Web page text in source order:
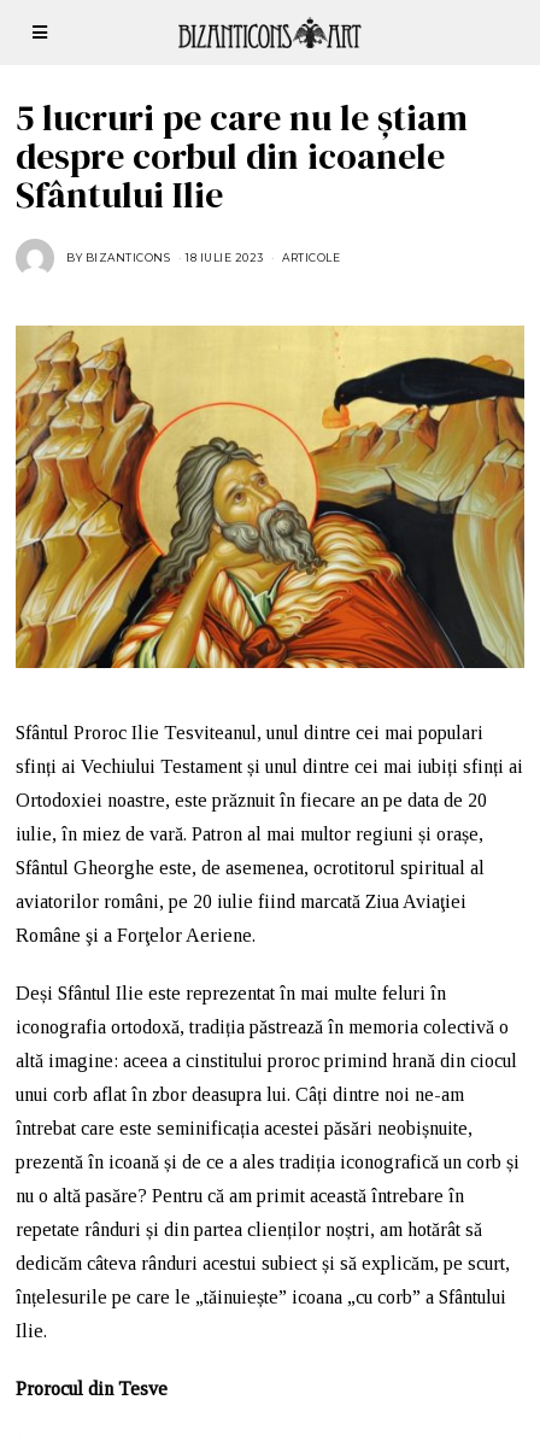
5 lucruri pe care nu le știam
despre corbul din icoanele
Sfântului Ilie
BY BIZANTICONS 18 IULIE 2023 ARTICOLE
Sfântul Proroc Ilie Tesviteanul, unul dintre cei mai populari
sfinți ai Vechiului Testament și unul dintre cei mai iubiți sfinți ai
Ortodoxiei noastre, este prăznuit în fiecare an pe data de 20
iulie, în miez de vară. Patron al mai multor regiuni și orașe,
Sfântul Gheorghe este, de asemenea, ocrotitorul spiritual al
aviatorilor români, pe 20 iulie fiind marcată Ziua Aviaţiei
Române şi a Forţelor Aeriene.
Deși Sfântul Ilie este reprezentat în mai multe feluri în
iconografia ortodoxă, tradiția păstrează în memoria colectivă o
altă imagine: aceea a cinstitului proroc primind hrană din ciocul
unui corb aflat în zbor deasupra lui. Câți dintre noi ne-am
întrebat care este seminificația acestei păsări neobișnuite,
prezentă în icoană și de ce a ales tradiția iconografică un corb și
nu o altă pasăre? Pentru că am primit această întrebare în
repetate rânduri și din partea clienților noștri, am hotărât să
dedicăm câteva rânduri acestui subiect și să explicăm, pe scurt,
înțelesurile pe care le „tăinuiește” icoana „cu corb” a Sfântului
Ilie.
Prorocul din Tesve